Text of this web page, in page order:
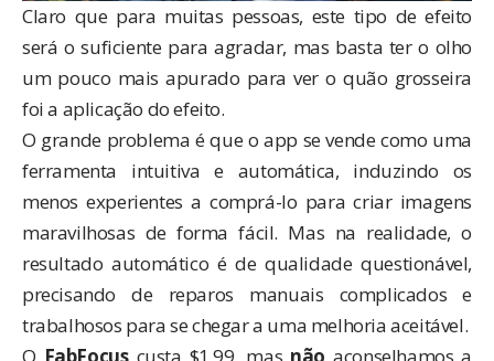
Claro que para muitas pessoas, este tipo de efeito
será o suficiente para agradar, mas basta ter o olho
um pouco mais apurado para ver o quão grosseira
foi a aplicação do efeito.
O grande problema é que o app se vende como uma
ferramenta intuitiva e automática, induzindo os
menos experientes a comprá-lo para criar imagens
maravilhosas de forma fácil. Mas na realidade, o
resultado automático é de qualidade questionável,
precisando de reparos manuais complicados e
trabalhosos para se chegar a uma melhoria aceitável.
O FabFocuscusta $1,99, mas não aconselhamos a